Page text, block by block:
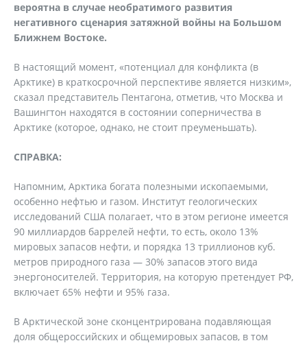
вероятна в случае необратимого развития
негативного сценария затяжной войны на Большом
Ближнем Востоке.
В настоящий момент, «потенциал для конфликта (в
Арктике) в краткосрочной перспективе является низким»,
сказал представитель Пентагона, отметив, что Москва и
Вашингтон находятся в состоянии соперничества в
Арктике (которое, однако, не стоит преуменьшать).
СПРАВКА:
Напомним, Арктика богата полезными ископаемыми,
особенно нефтью и газом. Институт геологических
исследований США полагает, что в этом регионе имеется
90 миллиардов баррелей нефти, то есть, около 13%
мировых запасов нефти, и порядка 13 триллионов куб.
метров природного газа — 30% запасов этого вида
энергоносителей. Территория, на которую претендует РФ,
включает 65% нефти и 95% газа.
В Арктической зоне сконцентрирована подавляющая
доля общероссийских и общемировых запасов, в том